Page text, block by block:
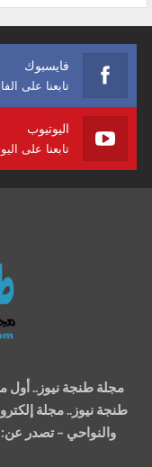
فايسبوك
تابعنا على
اليوتيوب
تابعنا على
مجلة طنجة نيوز.. أول
طنجة نيوز.. مجلة
والنواحي – تصدر عن: